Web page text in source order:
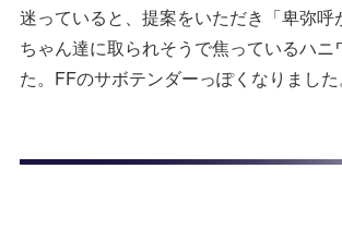
迷っていると、提案をいただき「卑弥呼
ちゃん達に取られそうで焦っているハニ
た。FFのサボテンダーっぽくなりまし